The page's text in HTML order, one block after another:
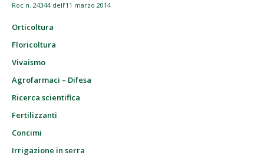
Roc n. 24344 dell’11 marzo 2014
Orticoltura
Floricoltura
Vivaismo
Agrofarmaci – Difesa
Ricerca scientifica
Fertilizzanti
Concimi
Irrigazione in serra